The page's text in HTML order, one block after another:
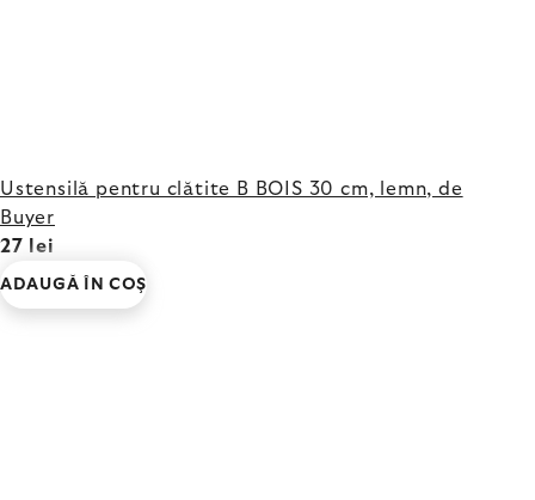
Ustensilă pentru clătite B BOIS 30 cm, lemn, de
Buyer
27 lei
ADAUGĂ ÎN COŞ